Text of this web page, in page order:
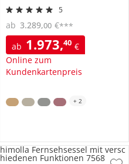
5
ab 1.973,40 €
Online zum
Kundenkartenpreis
ab 3.289,00 €***
+ 2
himolla Fernsehsessel mit versc
hiedenen Funktionen 7568